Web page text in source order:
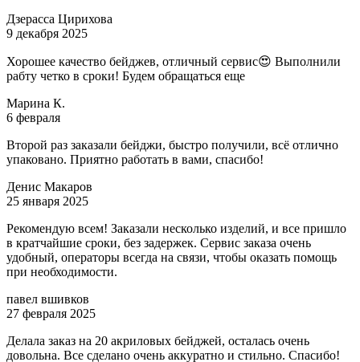
Дзерасса Цирихова
9 декабря 2025
Хорошее качество бейджев, отличный сервис😍 Выполнили
рабту четко в сроки! Будем обращаться еще
Марина К.
6 февраля
Второй раз заказали бейджи, быстро получили, всё отлично
упаковано. Приятно работать в вами, спасибо!
Денис Макаров
25 января 2025
Рекомендую всем! Заказали несколько изделий, и все пришло
в кратчайшие сроки, без задержек. Сервис заказа очень
удобный, операторы всегда на связи, чтобы оказать помощь
при необходимости.
павел вшивков
27 февраля 2025
Делала заказ на 20 акриловых бейджей, осталась очень
довольна. Все сделано очень аккуратно и стильно. Спасибо!